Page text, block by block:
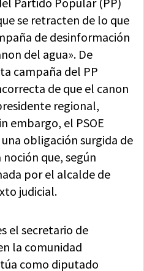
se retracten de lo que
de desinformación
del agua». De
campaña del PP
de que el canon
regional,
embargo, el PSOE
obligación surgida de
que, según
por el alcalde de
judicial.
el secretario de
la comunidad
como diputado